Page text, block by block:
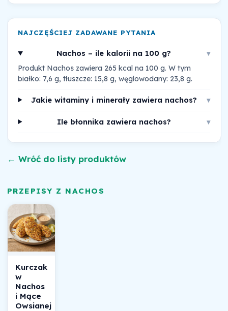
NAJCZĘŚCIEJ ZADAWANE PYTANIA
Nachos – ile kalorii na 100 g? ▾
Produkt Nachos zawiera 265 kcal na 100 g. W tym
białko: 7,6 g, tłuszcze: 15,8 g, węglowodany: 23,8 g.
Jakie witaminy i minerały zawiera nachos? ▾
Ile błonnika zawiera nachos? ▾
← Wróć do listy produktów
PRZEPISY Z NACHOS
Kurczak
w
Nachos
i Mące
Owsianej